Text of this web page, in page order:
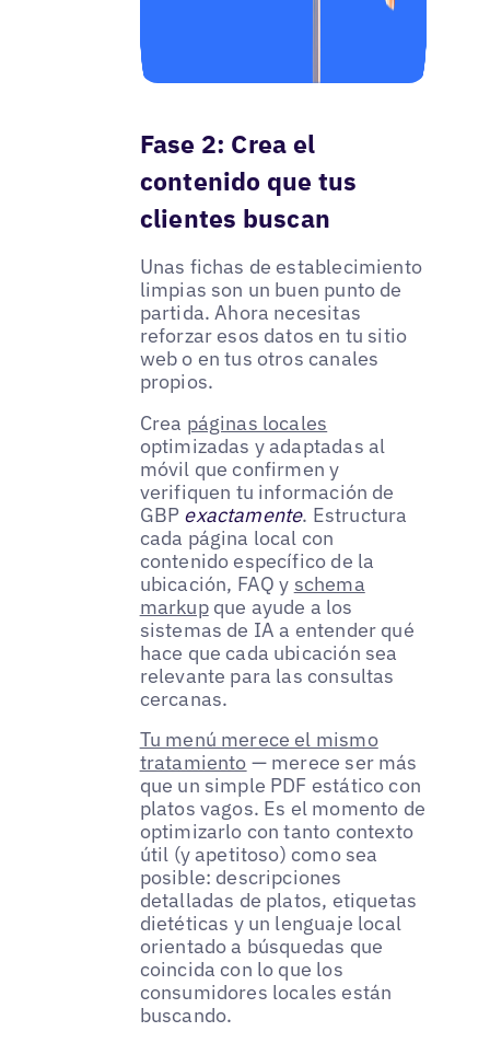
Fase 2: Crea el
contenido que tus
clientes buscan
Unas fichas de establecimiento
limpias son un buen punto de
partida. Ahora necesitas
reforzar esos datos en tu sitio
web o en tus otros canales
propios.
Crea páginas locales
optimizadas y adaptadas al
móvil que confirmen y
verifiquen tu información de
GBP exactamente. Estructura
cada página local con
contenido específico de la
ubicación, FAQ y schema
markupque ayude a los
sistemas de IA a entender qué
hace que cada ubicación sea
relevante para las consultas
cercanas.
Tu menú merece el mismo
tratamiento — merece ser más
que un simple PDF estático con
platos vagos. Es el momento de
optimizarlo con tanto contexto
útil (y apetitoso) como sea
posible: descripciones
detalladas de platos, etiquetas
dietéticas y un lenguaje local
orientado a búsquedas que
coincida con lo que los
consumidores locales están
buscando.